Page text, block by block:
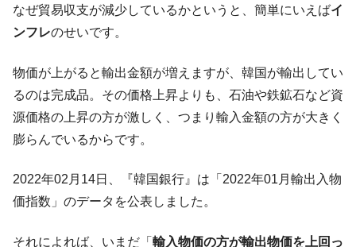
『Money1』
韓国「ここは北朝鮮なのか。選管がサーバ
ーにウソのデータを入力したのは明白だ」
言。
『Money1』
韓国は「中国と同じく」投資に不適格な国
だ。
『Money1』
『韓国銀行』が「金の保有量を増やしま
『Money1』
韓国･外為取引量「1日当たり1,214.4億ド
ル」まで拡大 ⇒ 海外資金の動きに強く左右される状態
なぜ貿易収支が減少しているかというと、簡単にいえばイ
ンフレのせいです。
物価が上がると輸出金額が増えますが、韓国が輸出してい
るのは完成品。その価格上昇よりも、石油や鉄鉱石など資
源価格の上昇の方が激しく、つまり輸入金額の方が大きく
膨らんでいるからです。
2022年02月14日、『韓国銀行』は「2022年01月輸出入物
価指数」のデータを公表しました。
それによれば、いまだ「 輸入物価の方が輸出物価を上回っ